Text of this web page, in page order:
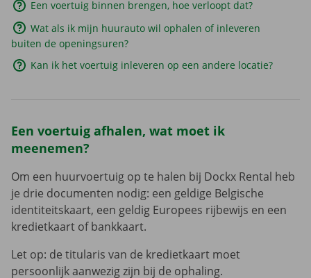
Een voertuig binnen brengen, hoe verloopt dat?
Wat als ik mijn huurauto wil ophalen of inleveren
buiten de openingsuren?
Kan ik het voertuig inleveren op een andere locatie?
Een voertuig afhalen, wat moet ik
meenemen?
Om een huurvoertuig op te halen bij Dockx Rental heb
je drie documenten nodig: een geldige Belgische
identiteitskaart, een geldig Europees rijbewijs en een
kredietkaart of bankkaart.
Let op: de titularis van de kredietkaart moet
persoonlijk aanwezig zijn bij de ophaling.